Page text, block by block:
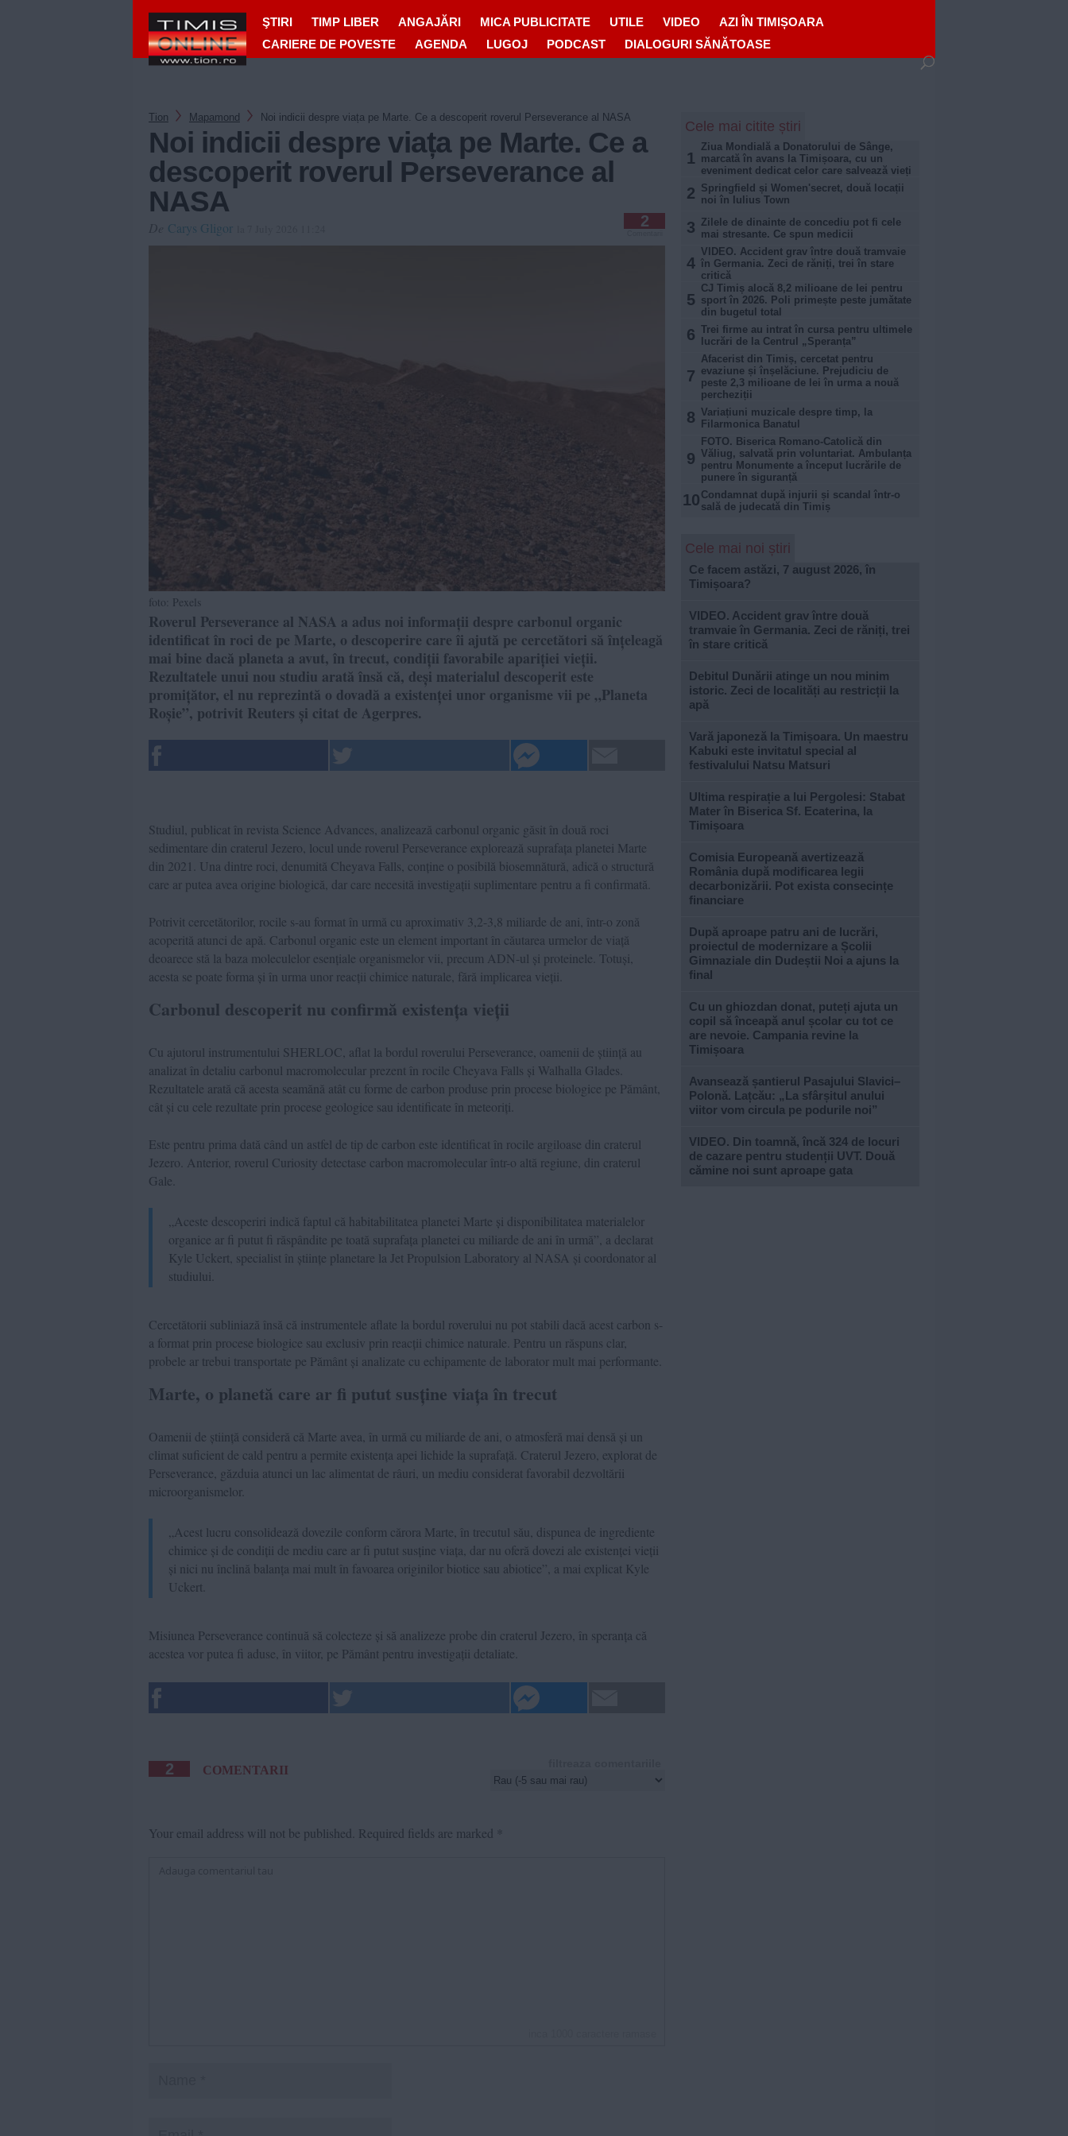
ŞTIRI TIMP LIBER ANGAJĂRI MICA PUBLICITATE UTILE VIDEO
AZI ÎN TIMIȘOARA
CARIERE DE POVESTE
AGENDA LUGOJ PODCAST DIALOGURI SĂNĂTOASE
Tion Mapamond Noi indicii despre viața pe Marte. Ce a descoperit roverul Perseverance al NASA
Noi indicii despre viața pe Marte. Ce a
descoperit roverul Perseverance al
NASA
Carys Gligor 2
foto: Pexels
Roverul Perseverance al NASA a adus noi informații despre carbonul organic
identificat în roci de pe Marte, o descoperire care îi ajută pe cercetători să înțeleagă
mai bine dacă planeta a avut, în trecut, condiții favorabile apariției vieții.
Rezultatele unui nou studiu arată însă că, deși materialul descoperit este
promițător, el nu reprezintă o dovadă a existenței unor organisme vii pe „Planeta
Roșie”, potrivit Reuters și citat de Agerpres.
Studiul, publicat în revista Science Advances, analizează carbonul organic găsit în două roci
sedimentare din craterul Jezero, locul unde roverul Perseverance explorează suprafața planetei Marte
din 2021. Una dintre roci, denumită Cheyava Falls, conține o posibilă biosemnătură, adică o structură
care ar putea avea origine biologică, dar care necesită investigații suplimentare pentru a fi confirmată.
Potrivit cercetătorilor, rocile s-au format în urmă cu aproximativ 3,2-3,8 miliarde de ani, într-o zonă
acoperită atunci de apă. Carbonul organic este un element important în căutarea urmelor de viață
deoarece stă la baza moleculelor esențiale organismelor vii, precum ADN-ul și proteinele. Totuși,
acesta se poate forma și în urma unor reacții chimice naturale, fără implicarea vieții.
Carbonul descoperit nu confirmă existența vieții
Cu ajutorul instrumentului SHERLOC, aflat la bordul roverului Perseverance, oamenii de știință au
analizat în detaliu carbonul macromolecular prezent în rocile Cheyava Falls și Walhalla Glades.
Rezultatele arată că acesta seamănă atât cu forme de carbon produse prin procese biologice pe Pământ,
cât și cu cele rezultate prin procese geologice sau identificate în meteoriți.
Este pentru prima dată când un astfel de tip de carbon este identificat în rocile argiloase din craterul
Jezero. Anterior, roverul Curiosity detectase carbon macromolecular într-o altă regiune, din craterul
Gale.
„Aceste descoperiri indică faptul că habitabilitatea planetei Marte și disponibilitatea materialelor
organice ar fi putut fi răspândite pe toată suprafața planetei cu miliarde de ani în urmă”, a declarat
Kyle Uckert, specialist în științe planetare la Jet Propulsion Laboratory al NASA și coordonator al
studiului.
Cercetătorii subliniază însă că instrumentele aflate la bordul roverului nu pot stabili dacă acest carbon s-
a format prin procese biologice sau exclusiv prin reacții chimice naturale. Pentru un răspuns clar,
probele ar trebui transportate pe Pământ și analizate cu echipamente de laborator mult mai performante.
Marte, o planetă care ar fi putut susține viața în trecut
Oamenii de știință consideră că Marte avea, în urmă cu miliarde de ani, o atmosferă mai densă și un
climat suficient de cald pentru a permite existența apei lichide la suprafață. Craterul Jezero, explorat de
Perseverance, găzduia atunci un lac alimentat de râuri, un mediu considerat favorabil dezvoltării
microorganismelor.
„Acest lucru consolidează dovezile conform cărora Marte, în trecutul său, dispunea de ingrediente
chimice și de condiții de mediu care ar fi putut susține viața, dar nu oferă dovezi ale existenței vieții
și nici nu înclină balanța mai mult în favoarea originilor biotice sau abiotice”, a mai explicat Kyle
Uckert.
Misiunea Perseverance continuă să colecteze și să analizeze probe din craterul Jezero, în speranța că
acestea vor putea fi aduse, în viitor, pe Pământ pentru investigații detaliate.
2 COMENTARII
Your email address will not be published. Required fields are marked *
Cele mai citite știri
1
Ziua Mondială a Donatorului de Sânge,
marcată în avans la Timișoara, cu un
eveniment dedicat celor care salvează vieți
2 Springfield și Women'secret, două locații
noi în Iulius Town
3 Zilele de dinainte de concediu pot fi cele
mai stresante. Ce spun medicii
4
VIDEO. Accident grav între două tramvaie
în Germania. Zeci de răniți, trei în stare
critică
5
CJ Timiș alocă 8,2 milioane de lei pentru
sport în 2026. Poli primește peste jumătate
din bugetul total
6 Trei firme au intrat în cursa pentru ultimele
lucrări de la Centrul „Speranța”
7
Afacerist din Timiș, cercetat pentru
evaziune și înșelăciune. Prejudiciu de
peste 2,3 milioane de lei în urma a nouă
percheziții
8 Variațiuni muzicale despre timp, la
Filarmonica Banatul
9
FOTO. Biserica Romano-Catolică din
Văliug, salvată prin voluntariat. Ambulanța
pentru Monumente a început lucrările de
punere în siguranță
10 Condamnat după injurii și scandal într-o
sală de judecată din Timiș
Cele mai noi știri
Ce facem astăzi, 7 august 2026, în
Timișoara?
VIDEO. Accident grav între două
tramvaie în Germania. Zeci de răniți, trei
în stare critică
Debitul Dunării atinge un nou minim
istoric. Zeci de localități au restricții la
apă
Vară japoneză la Timișoara. Un maestru
Kabuki este invitatul special al
festivalului Natsu Matsuri
Ultima respirație a lui Pergolesi: Stabat
Mater în Biserica Sf. Ecaterina, la
Timișoara
Comisia Europeană avertizează
România după modificarea legii
decarbonizării. Pot exista consecințe
financiare
După aproape patru ani de lucrări,
proiectul de modernizare a Școlii
Gimnaziale din Dudeștii Noi a ajuns la
final
Cu un ghiozdan donat, puteți ajuta un
copil să înceapă anul școlar cu tot ce
are nevoie. Campania revine la
Timișoara
Avansează șantierul Pasajului Slavici–
Polonă. Lațcău: „La sfârșitul anului
viitor vom circula pe podurile noi”
VIDEO. Din toamnă, încă 324 de locuri
de cazare pentru studenții UVT. Două
cămine noi sunt aproape gata